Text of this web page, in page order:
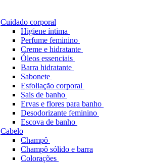
Cuidado corporal
Higiene íntima
Perfume feminino
Creme e hidratante
Óleos essenciais
Barra hidratante
Sabonete
Esfoliação corporal
Sais de banho
Ervas e flores para banho
Desodorizante feminino
Escova de banho
Cabelo
Champô
Champô sólido e barra
Colorações